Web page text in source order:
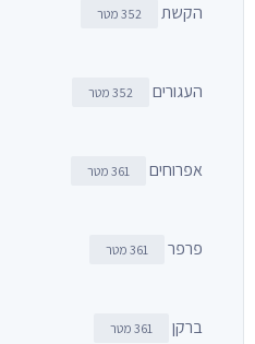
הקשת 352 מטר
העגורים 352 מטר
אפרוחים 361 מטר
פרפר 361 מטר
ברקן 361 מטר